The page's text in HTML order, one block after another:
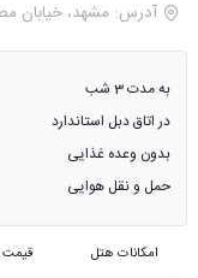
آدرس: مشهد، خیابان
به مدت 3 شب
در اتاق دبل استاندارد
بدون وعده غذایی
حمل و نقل هوایی
امکانات هتل قیمت